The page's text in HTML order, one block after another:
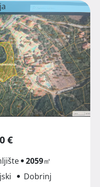
€
2059㎡
Dobrinj